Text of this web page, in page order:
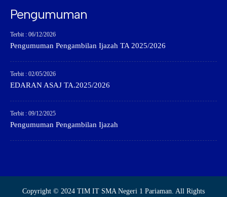
Pengumuman
Terbit : 06/12/2026
Pengumuman Pengambilan Ijazah TA 2025/2026
Terbit : 02/05/2026
EDARAN ASAJ TA.2025/2026
Terbit : 09/12/2025
Pengumuman Pengambilan Ijazah
Copyright © 2024 TIM IT SMA Negeri 1 Pariaman. All Rights